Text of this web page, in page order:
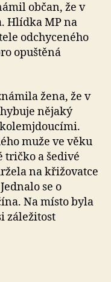
občan, že v
Hlídka MP na
odchyceného
opuštěná
žena, že v
nějaký
muže ve věku
tričko a šedivé
na křižovatce
se o
Na místo byla
záležitost